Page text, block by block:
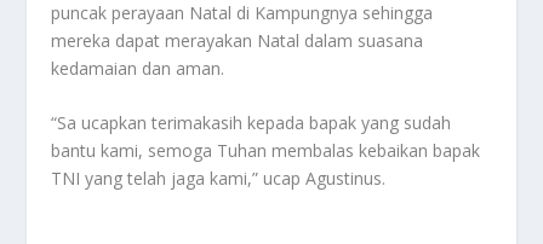
puncak perayaan Natal di Kampungnya sehingga
mereka dapat merayakan Natal dalam suasana
kedamaian dan aman.
“Sa ucapkan terimakasih kepada bapak yang sudah
bantu kami, semoga Tuhan membalas kebaikan bapak
TNI yang telah jaga kami,” ucap Agustinus.